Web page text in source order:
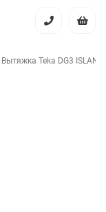
Вытяжка Teka DG3 ISLAND